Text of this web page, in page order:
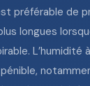
préférable de
longues
L’humidité